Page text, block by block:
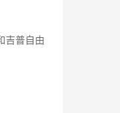
吉普自由